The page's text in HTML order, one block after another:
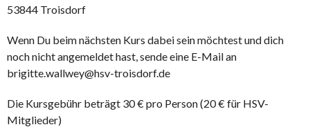
53844 Troisdorf
Wenn Du beim nächsten Kurs dabei sein möchtest und dich
noch nicht angemeldet hast, sende eine E-Mail an
brigitte.wallwey@hsv-troisdorf.de
Die Kursgebühr beträgt 30 € pro Person (20 € für HSV-
Mitglieder)